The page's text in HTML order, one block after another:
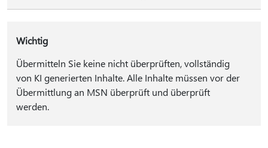
Wichtig
Übermitteln Sie keine nicht überprüften, vollständig
von KI generierten Inhalte. Alle Inhalte müssen vor der
Übermittlung an MSN überprüft und überprüft
werden.